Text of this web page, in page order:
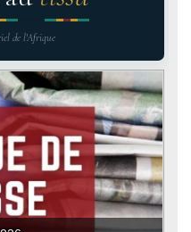
de l'Afrique